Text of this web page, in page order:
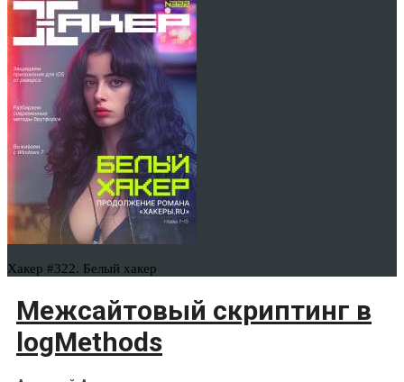
Хакер #322. Белый хакер
Межсайтовый скриптинг в
logMethods